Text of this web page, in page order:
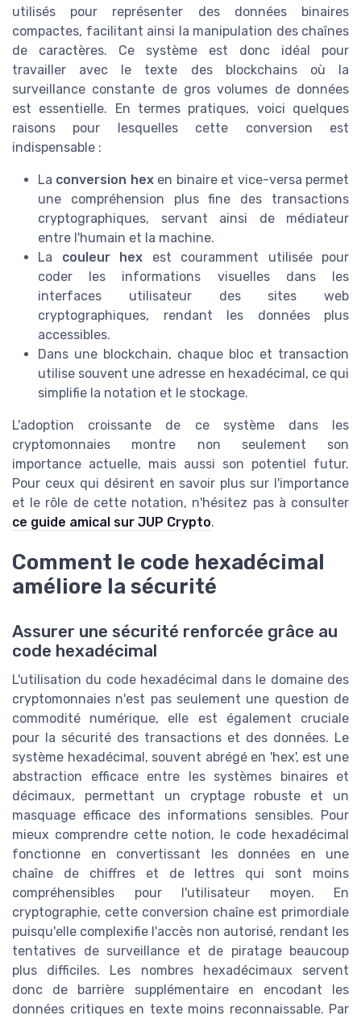
utilisés pour représenter des données binaires
compactes, facilitant ainsi la manipulation des chaînes
de caractères. Ce système est donc idéal pour
travailler avec le texte des blockchains où la
surveillance constante de gros volumes de données
est essentielle. En termes pratiques, voici quelques
raisons pour lesquelles cette conversion est
indispensable :
La conversion hexen binaire et vice-versa permet
une compréhension plus fine des transactions
cryptographiques, servant ainsi de médiateur
entre l'humain et la machine.
La couleur hex est couramment utilisée pour
coder les informations visuelles dans les
interfaces utilisateur des sites web
cryptographiques, rendant les données plus
accessibles.
Dans une blockchain, chaque bloc et transaction
utilise souvent une adresse en hexadécimal, ce qui
simplifie la notation et le stockage.
L'adoption croissante de ce système dans les
cryptomonnaies montre non seulement son
importance actuelle, mais aussi son potentiel futur.
Pour ceux qui désirent en savoir plus sur l'importance
et le rôle de cette notation, n'hésitez pas à consulter
ce guide amical sur JUP Crypto.
Comment le code hexadécimal
améliore la sécurité
Assurer une sécurité renforcée grâce au
code hexadécimal
L'utilisation du code hexadécimal dans le domaine des
cryptomonnaies n'est pas seulement une question de
commodité numérique, elle est également cruciale
pour la sécurité des transactions et des données. Le
système hexadécimal, souvent abrégé en 'hex', est une
abstraction efficace entre les systèmes binaires et
décimaux, permettant un cryptage robuste et un
masquage efficace des informations sensibles. Pour
mieux comprendre cette notion, le code hexadécimal
fonctionne en convertissant les données en une
chaîne de chiffres et de lettres qui sont moins
compréhensibles pour l'utilisateur moyen. En
cryptographie, cette conversion chaîne est primordiale
puisqu'elle complexifie l'accès non autorisé, rendant les
tentatives de surveillance et de piratage beaucoup
plus difficiles. Les nombres hexadécimaux servent
donc de barrière supplémentaire en encodant les
données critiques en texte moins reconnaissable. Par